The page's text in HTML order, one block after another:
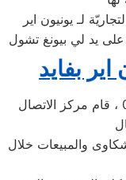
بفايد
من خلال رقم الاتصال 01207619993 ، قام مركز الاتصال
والمبيعات خلال